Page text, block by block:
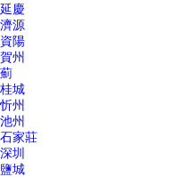
延慶
濟源
資陽
賀州
薊
桂城
忻州
池州
石家莊
深圳
鹽城